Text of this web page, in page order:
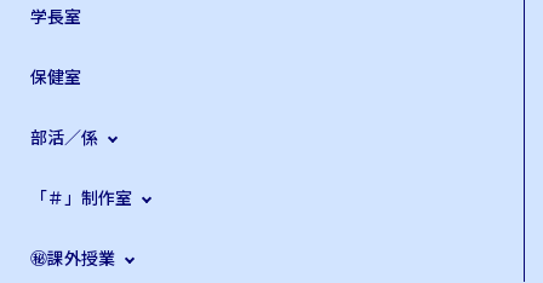
学長室
保健室
部活／係
「＃」制作室
㊙課外授業